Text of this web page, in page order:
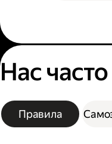
Нас
Правила